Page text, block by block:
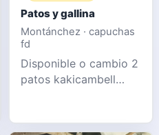
Patos y gallina
Montánchez · capuchas
fd
Disponible o cambio 2
patos kakicambell
de mayo de 2026 En